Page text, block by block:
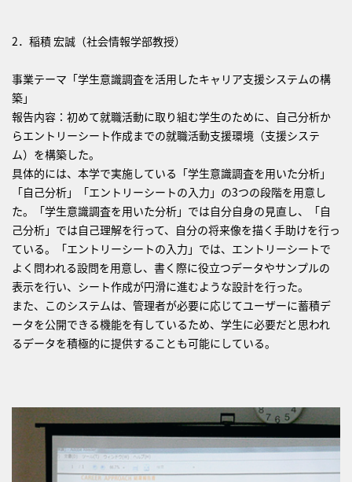
2．稲積 宏誠（社会情報学部教授）
事業テーマ「学生意識調査を活用したキャリア支援システムの構
築」
報告内容：初めて就職活動に取り組む学生のために、自己分析か
らエントリーシート作成までの就職活動支援環境（支援システ
ム）を構築した。
具体的には、本学で実施している「学生意識調査を用いた分析」
「自己分析」「エントリーシートの入力」の3つの段階を用意し
た。「学生意識調査を用いた分析」では自分自身の見直し、「自
己分析」では自己理解を行って、自分の将来像を描く手助けを行っ
ている。「エントリーシートの入力」では、エントリーシートで
よく問われる設問を用意し、書く際に役立つデータやサンプルの
表示を行い、シート作成が円滑に進むような設計を行った。
また、このシステムは、管理者が必要に応じてユーザーに蓄積デ
ータを公開できる機能を有しているため、学生に必要だと思われ
るデータを積極的に提供することも可能にしている。